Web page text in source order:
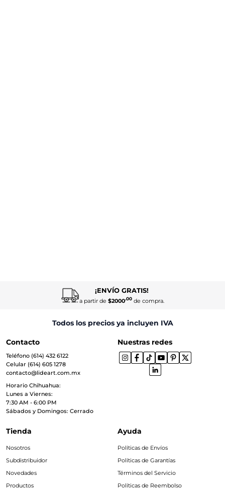
¡ENVÍO GRATIS!
a partir de $2000.00de compra.
Todos los precios ya incluyen IVA
Contacto
Teléfono (614) 432 6122
Celular (614) 605 1278
contacto@lideart.com.mx
Horario Chihuahua:
Lunes a Viernes:
7:30 AM - 6:00 PM
Sábados y Domingos: Cerrado
Nuestras redes
Tienda
Nosotros
Subdistribuidor
Novedades
Productos
Ayuda
Políticas de Envíos
Políticas de Garantías
Términos del Servicio
Políticas de Reembolso